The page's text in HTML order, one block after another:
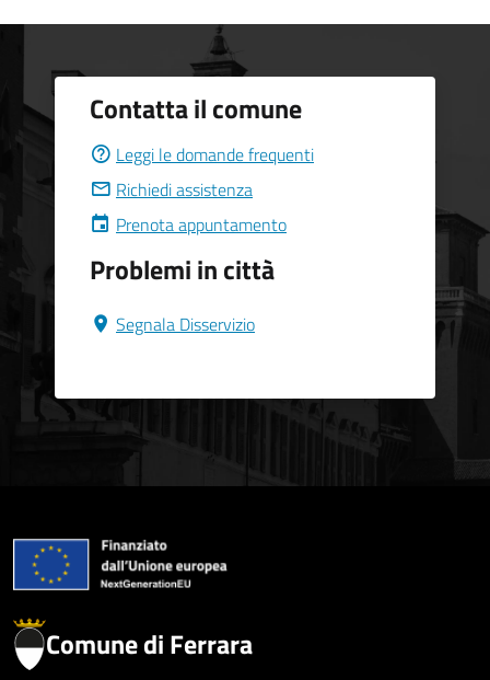
Contatta il comune
Leggi le domande frequenti
Richiedi assistenza
Prenota appuntamento
Problemi in città
Segnala Disservizio
Comune di Ferrara